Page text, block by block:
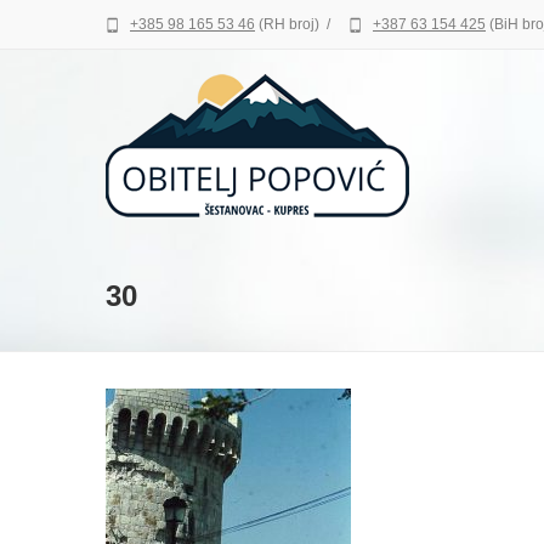
+385 98 165 53 46 (RH broj) / +387 63 154 425 (BiH
30